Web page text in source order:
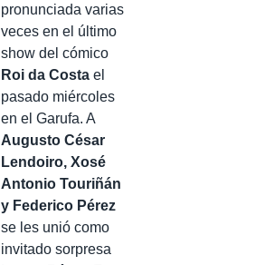
pronunciada varias
veces en el último
show del cómico
Roi da Costa el
pasado miércoles
en el Garufa. A
Augusto César
Lendoiro, Xosé
Antonio Touriñán
y Federico Pérez
se les unió como
invitado sorpresa